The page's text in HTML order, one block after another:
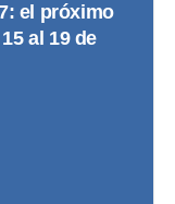
el próximo
al 19 de